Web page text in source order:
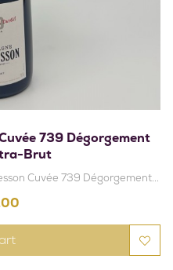
739 Dégorgement
Brut
Cuvée 739 Dégorgement...